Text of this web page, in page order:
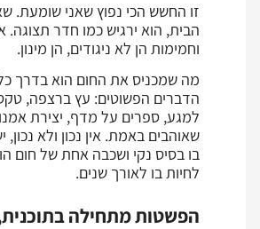
זו החשש הכי נפוץ שאני שומעת.
הבית, הוא ירגיש כמו חדר
וחמימות הן לא ניגודים, הן מינון.
מה שמכניס את החום הוא בדרך
הדברים הפשוטים: עץ ברצפה,
למגע, ספרים על מדף, יצירת
שאוהבים באמת. אין נכון ולא נכון,
בו בסיס נקי ושכבה אחת של חום
לחיות בו לאורך שנים.
הפשטות מתחילה